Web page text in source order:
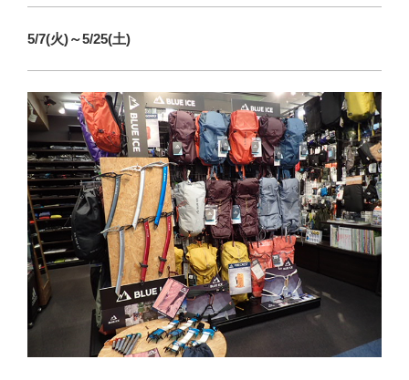
5/7(火)～5/25(土)